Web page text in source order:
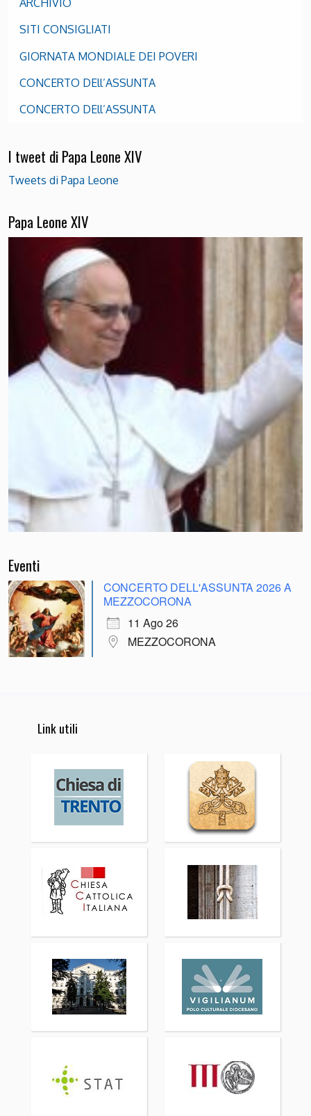
SITI CONSIGLIATI
GIORNATA MONDIALE DEI POVERI
CONCERTO DEll’ASSUNTA
CONCERTO DEll’ASSUNTA
I tweet di Papa Leone XIV
Tweets di Papa Leone
Papa Leone XIV
Eventi
CONCERTO DELL'ASSUNTA 2026 A
MEZZOCORONA
11 Ago 26
MEZZOCORONA
Link utili